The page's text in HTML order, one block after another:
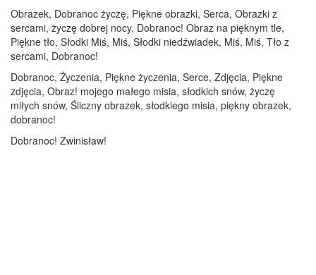
Obrazek, Dobranoc życzę, Piękne obrazki, Serca, Obrazki z
sercami, życzę dobrej nocy, Dobranoc! Obraz na pięknym tle,
Piękne tło, Słodki Miś, Miś, Słodki niedźwiadek, Miś, Miś, Tło z
sercami, Dobranoc!
Dobranoc, Życzenia, Piękne życzenia, Serce, Zdjęcia, Piękne
zdjęcia, Obraz! mojego małego misia, słodkich snów, życzę
miłych snów, Śliczny obrazek, słodkiego misia, piękny obrazek,
dobranoc!
Dobranoc! Zwinisław!